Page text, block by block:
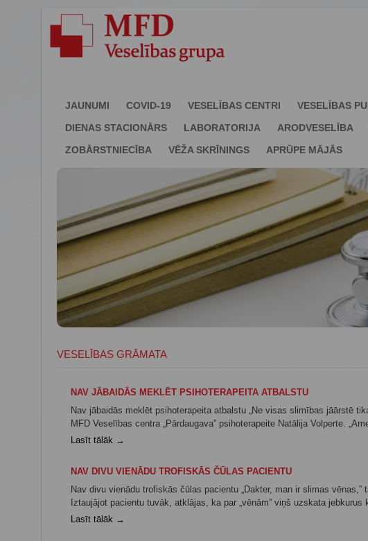
JAUNUMI COVID-19 VESELĪBAS CENTRI VESELĪBAS
DIENAS STACIONĀRS
LABORATORIJA ARODVESELĪBA
ZOBĀRSTNIECĪBA
VĒŽA SKRĪNINGS APRŪPE MĀJĀS
VESELĪBAS GRĀMATA
NAV JĀBAIDĀS MEKLĒT PSIHOTERAPEITA ATBALSTU
Nav jābaidās meklēt psihoterapeita atbalstu „Ne visas slimības jāārstē
MFD Veselības centra „Pārdaugava” psihoterapeite Natālija Volperte.
Lasīt tālāk →
NAV DIVU VIENĀDU TROFISKĀS ČŪLAS PACIENTU
Nav divu vienādu trofiskās čūlas pacientu „Dakter, man ir slimas
Iztaujājot pacientu tuvāk, atklājas, ka par „vēnām” viņš uzskata jebkurus
Lasīt tālāk →